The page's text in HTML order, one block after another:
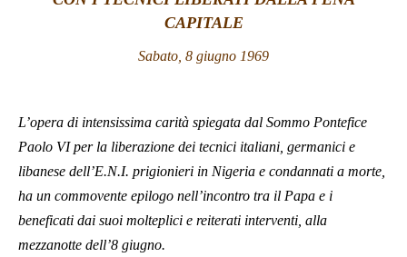
CAPITALE
Sabato, 8 giugno 1969
L’opera di intensissima carità spiegata dal Sommo Pontefice
Paolo VI per la liberazione dei tecnici italiani, germanici e
libanese dell’E.N.I. prigionieri in Nigeria e condannati a morte,
ha un commovente epilogo nell’incontro tra il Papa e i
beneficati dai suoi molteplici e reiterati interventi, alla
mezzanotte dell’8 giugno.